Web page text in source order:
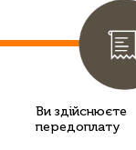
Ви здійснюєте
передоплату